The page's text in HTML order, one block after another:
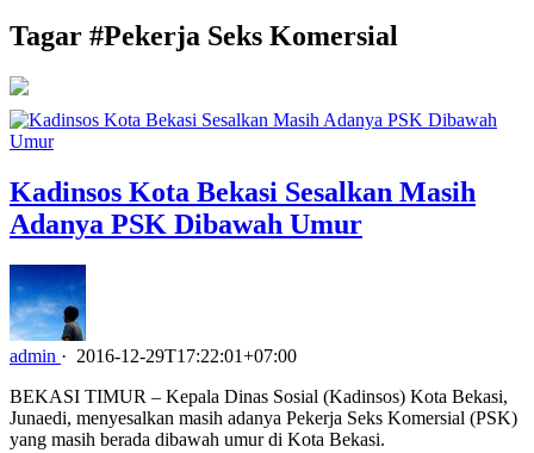
Tagar #Pekerja Seks Komersial
Kadinsos Kota Bekasi Sesalkan Masih
Adanya PSK Dibawah Umur
admin · 2016-12-29T17:22:01+07:00
BEKASI TIMUR – Kepala Dinas Sosial (Kadinsos) Kota Bekasi,
Junaedi, menyesalkan masih adanya Pekerja Seks Komersial (PSK)
yang masih berada dibawah umur di Kota Bekasi.